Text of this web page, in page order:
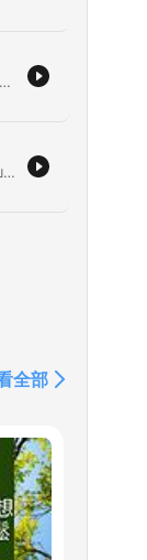
ง
รายการนี้เป็นการบรรยายธรรมเกี่ยวกับอานาปานสติและการปฏิบัติเพื่อความหลุดพ้น โดยอ้างอิงจากพระไตรปิฎกฉบับสยามรัฐ เนื้อหาครอบคลุมถึงความสำคัญของการฝึกสมาธิอานาปานสติที่มีผลต่อการสิ้นไปแห่งอาสวะ การทำความเข้าใจเรื่องรูปสัญญาและอรูปสัญญา รวมถึงการเปรียบเทียบวิธีการปฏิบัติระหว่างอานาปานสติและการใช้สติแบบสักแต่ว่ารู้ (ภายยา) นอกจากนี้ยังมีการวิเคราะห์ความถูกต้องของคำศัพท์ในพระไตรปิฎกฉบับต่างๆ และการเน้นย้ำเรื่องความไม่ประมาทในการสำรวมอินทรีย์ เพื่อเป็นแนวทางให้ผู้ปฏิบัติสามารถสร้างเหตุปัจจัยแห่งการบรรลุธรรมได้ด้วยตนเอง
เนื้อหาธรรมะว่าด้วยการจำแนกความแตกต่างระหว่างเชโตวิมุทธ์และปัญญาวิมุทธ์ ผ่านกระบวนการของสมถะและวิปัสสนา โดยเน้นย้ำเรื่องการเห็นการเกิดดับของขันธ์ 5 เพื่อเข้าถึงความเป็นอนัตตาและการละอวิชา การพิจารณาความจริงของธรรมชาติที่ว่าทุกสิ่งมีความเกิดขึ้นและดับไป ไม่มีความเที่ยงแท้ ทั้งในส่วนของเวทนา สัญญา สังขาร และวิญญาณ ผู้บรรยายชี้ให้เห็นถึงสภาวะของสัตว์โลกที่ยังติดอยู่ในฉันทะ ราคะ นันทิ และตัณหา ซึ่งเป็นเหตุแห่งการเวียนว่ายตายเกิด พร้อมทั้งอธิบายถึงสภาวะอสังคตาธาตุหรือความไม่ปรุงแต่ง ที่ปราศจากการยึดมั่นถือมั่นในตัวตน เพื่อให้ผู้ฟังสามารถใช้สติสัมปชัญญะในการเฝ้าสังเกตและหลุดพ้นจากวงจรแห่งทุกข์
全部